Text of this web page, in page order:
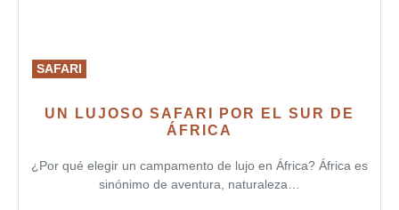
SAFARI
UN LUJOSO SAFARI POR EL SUR DE
ÁFRICA
¿Por qué elegir un campamento de lujo en África? África es
sinónimo de aventura, naturaleza…